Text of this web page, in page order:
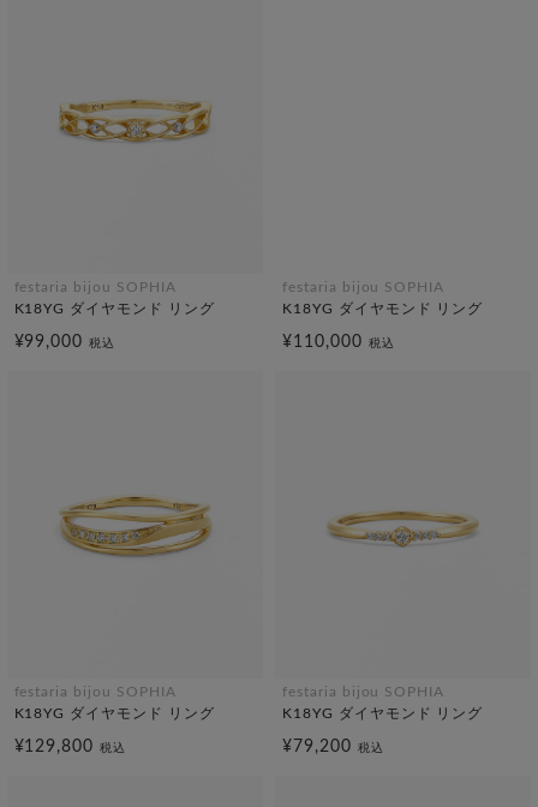
festaria bijou SOPHIA
K18YG ダイヤモンド リング
¥99,000税込
festaria bijou SOPHIA
K18YG ダイヤモンド リング
¥110,000 税込
festaria bijou SOPHIA
K18YG ダイヤモンド リング
¥129,800税込
festaria bijou SOPHIA
K18YG ダイヤモンド リング
¥79,200 税込